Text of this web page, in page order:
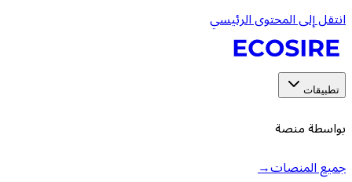
انتقل إلى المحتوى الرئيسي
تطبيقات
بواسطة منصة
جميع المنصات→